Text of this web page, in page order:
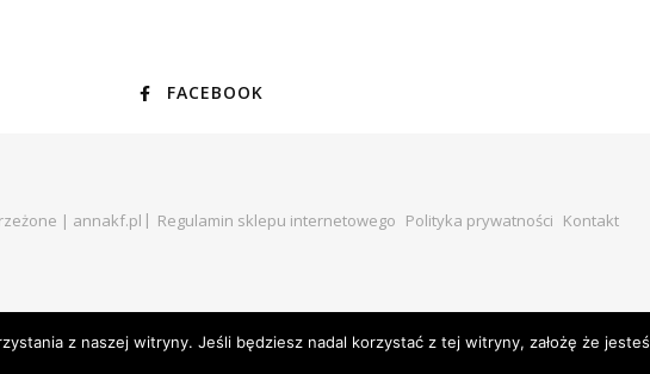
FACEBOOK
| annakf.pl Regulamin sklepu internetowego Polityka prywatności Kontakt
z naszej witryny. Jeśli będziesz nadal korzystać z tej witryny, założę że